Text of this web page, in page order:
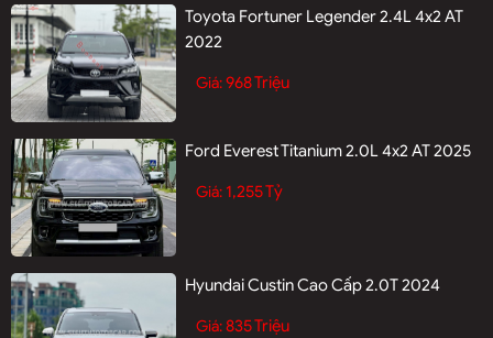
Toyota Fortuner Legender 2.4L 4x2 AT
2022
Giá:968 Triệu
Ford Everest Titanium 2.0L 4x2 AT 2025
Giá: 1,255 Tỷ
Hyundai Custin Cao Cấp 2.0T 2024
Giá:835 Triệu